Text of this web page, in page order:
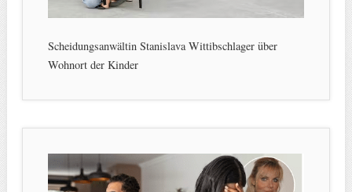
Scheidungsanwältin Stanislava Wittibschlager über
Wohnort der Kinder